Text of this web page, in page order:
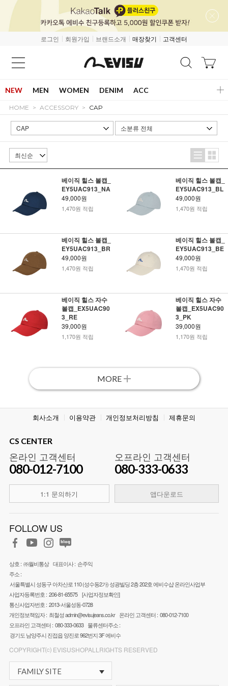
로그인 회원가입 브랜드소개 매장찾기 고객센터
NEW MEN WOMEN DENIM ACC
HOME ACCESSORY CAP
베이직 힐스 볼캡_
EY5UAC913_NA
49,000원
1,470원 적립
베이직 힐스 볼캡_
EY5UAC913_BL
49,000원
1,470원 적립
베이직 힐스 볼캡_
EY5UAC913_BR
49,000원
1,470원 적립
베이직 힐스 볼캡_
EY5UAC913_BE
49,000원
1,470원 적립
베이직 힐스 자수
볼캡_EX5UAC90
3_RE
39,000원
1,170원 적립
베이직 힐스 자수
볼캡_EX5UAC90
3_PK
39,000원
1,170원 적립
MORE
회사소개 이용약관 개인정보처리방침 제휴문의
CS CENTER
온라인 고객센터
080-012-7100
1:1 문의하기
오프라인 고객센터
080-333-0633
앱다운로드
FOLLOW US
상호 : ㈜월비통상 대표이사 : 손주익
주소 :
서울특별시 성동구 아차산로 110 (성수동2가) 성광빌딩 2층 202호 에비수샵 온라인사업부
사업자등록번호 : 206-81-65575 [사업자정보확인]
통신사업자번호 : 2013-서울성동-0728
개인정보책임자 : 최철성admin@evisujeans.co.kr 온라인 고객센터 : 080-012-7100
오프라인 고객센터 : 080-333-0633 물류센터주소 :
경기도 남양주시 진접읍 양진로 962번지 3F 에비수
COPYRIGHT⒞ EVISUSHOPALLRIGHTS RESERVED
FAMILY SITE